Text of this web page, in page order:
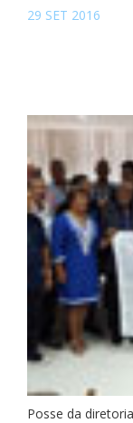
29 SET 2016
Posse da